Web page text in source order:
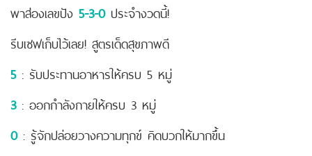
พาส่องเลขปัง 5-3-0ประจำงวดนี้!
รีบเซฟเก็บไว้เลย! สูตรเด็ดสุขภาพดี
5: รับประทานอาหารให้ครบ 5 หมู่
3 : ออกกำลังกายให้ครบ 3 หมู่
0: รู้จักปล่อยวางความทุกข์ คิดบวกให้มากขึ้น